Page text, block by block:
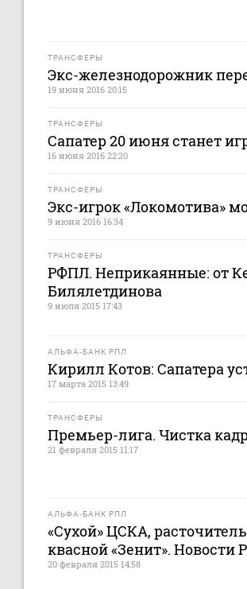
ТРАНСФЕРЫ
Экс-железнодорожник
19 июня 2016 20:15
ТРАНСФЕРЫ
Сапатер 20 июня станет
16 июня 2016 22:20
ТРАНСФЕРЫ
Экс-игрок «Локомотива»
9 июня 2016 16:34
ТРАНСФЕРЫ
РФПЛ. Неприкаянные: от
Билялетдинова
9 июля 2015 17:43
АЛЬФА-БАНК РПЛ
Кирилл Котов: Сапатера
17 марта 2015 13:49
ТРАНСФЕРЫ
Премьер-лига. Чистка
21 февраля 2015 11:17
АЛЬФА-БАНК РПЛ
«Сухой» ЦСКА,
квасной «Зенит». Новости
20 февраля 2015 14:58